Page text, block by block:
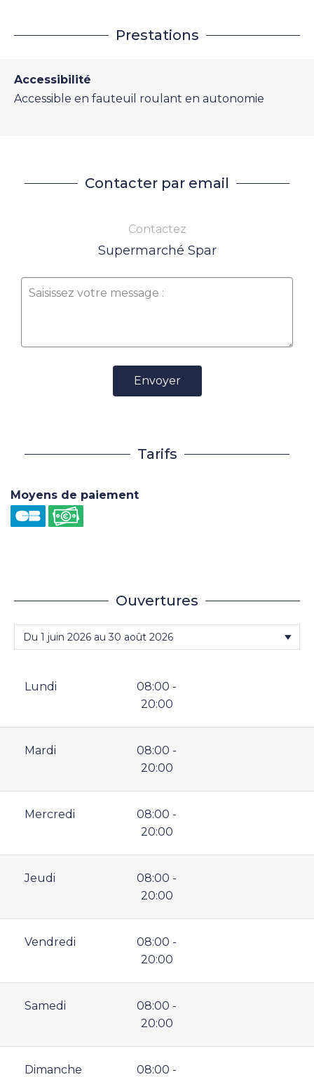
Prestations
Accessibilité
Accessible en fauteuil roulant en autonomie
Contacter par email
Contactez
Supermarché Spar
Envoyer
Tarifs
Moyens de paiement
Ouvertures
Lundi
08:00 -
20:00
Mardi
08:00 -
20:00
Mercredi
08:00 -
20:00
Jeudi
08:00 -
20:00
Vendredi
08:00 -
20:00
Samedi
08:00 -
20:00
Dimanche 08:00 -